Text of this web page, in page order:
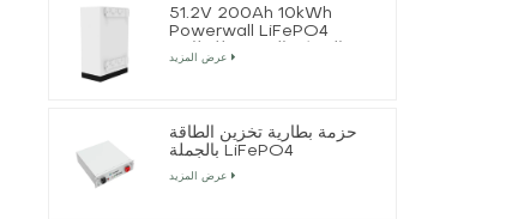
51.2V 200Ah 10kWh
Powerwall LiFePO4
الشركة المصنعة للبطارية
عرض المزيد
حزمة بطارية تخزين الطاقة
بالجملة LiFePO4
عرض المزيد